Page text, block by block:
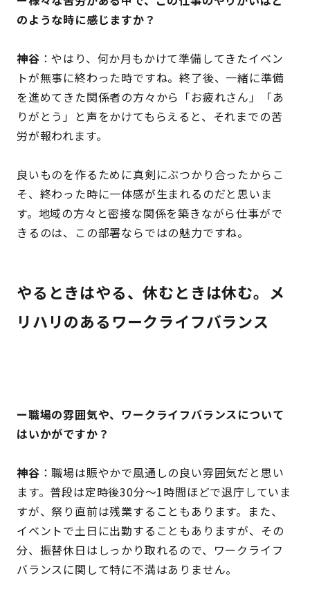
のような時に感じますか？
神谷 ：やはり、何か月もかけて準備してきたイベン
トが無事に終わった時ですね。終了後、一緒に準備
を進めてきた関係者の方々から「お疲れさん」「あ
りがとう」と声をかけてもらえると、それまでの苦
労が報われます。
良いものを作るために真剣にぶつかり合ったからこ
そ、終わった時に一体感が生まれるのだと思いま
す。地域の方々と密接な関係を築きながら仕事がで
きるのは、この部署ならではの魅力ですね。
やるときはやる、休むときは休む。メ
リハリのあるワークライフバランス
ー職場の雰囲気や、ワークライフバランスについて
はいかがですか？
神谷 ：職場は賑やかで風通しの良い雰囲気だと思い
ます。普段は定時後30分～1時間ほどで退庁していま
すが、祭り直前は残業することもあります。また、
イベントで土日に出勤することもありますが、その
分、振替休日はしっかり取れるので、ワークライフ
バランスに関して特に不満はありません。